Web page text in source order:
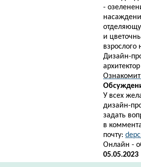
-
и
взрослого
Дизайн-
У всех
дизайн-
задать
в
почту:
Онлайн -
05.05.2023